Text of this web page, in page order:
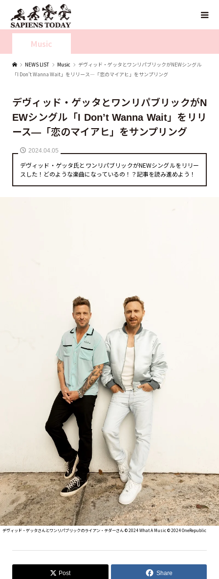
Music
NEWS LIST Music
デヴィッド・ゲッタとワンリパブリックがNEWシングル
「I Don’t Wanna Wait」をリリース—「恋のマイアヒ」をサンプリング
デヴィッド・ゲッタとワンリパブリックがN
EWシングル「I Don’t Wanna Wait」をリリ
ース—「恋のマイアヒ」をサンプリング
2024.04.05
デヴィッド・ゲッタ氏とワンリパブリックがNEWシングルをリリー
スした！どのような楽曲になっているの！？記事を読み進めよう！
デヴィッド・ゲッタさんとワンリパブリックのライアン・テダーさん ©︎ 2024 What A Music ©︎ 2024 OneRepublic
Post Share